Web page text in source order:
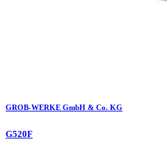
GROB-WERKE GmbH & Co. KG
G520F